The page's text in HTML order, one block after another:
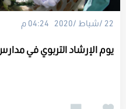
22 /شباط /2020 04:24 م
يوم الإرشاد التربوي في